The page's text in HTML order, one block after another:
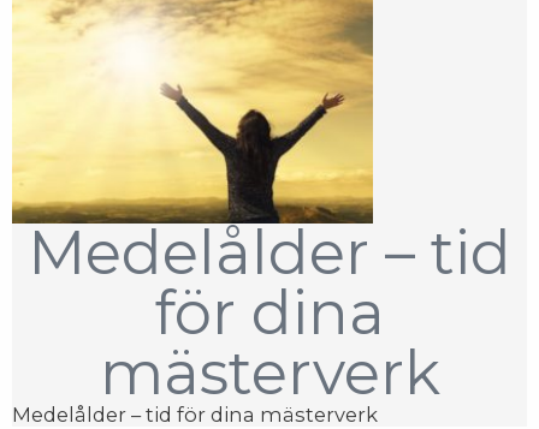
Medelålder – tid
för dina
mästerverk
Medelålder – tid för dina mästerverk